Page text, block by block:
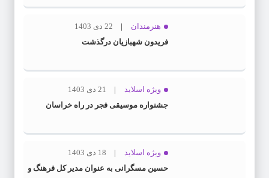
هنرمندان
22 دی 1403
فریدون شهبازیان درگذشت
ویژه اسلاید
21 دی 1403
جشنواره موسیقی فجر در راه خراسان
ویژه اسلاید
18 دی 1403
حسین مسگرانی به عنوان مدیر کل فرهنگ و